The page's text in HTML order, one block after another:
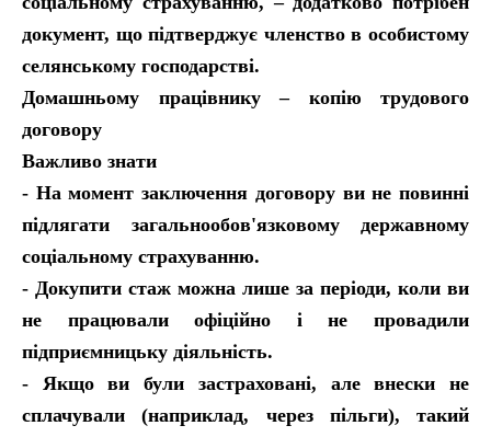
документ, що підтверджує членство в особистому
селянському господарстві.
Домашньому працівнику – копію трудового
договору
Важливо знати
- На момент заключення договору ви не повинні
підлягати загальнообов'язковому державному
соціальному страхуванню.
- Докупити стаж можна лише за періоди, коли ви
не працювали офіційно і не провадили
підприємницьку діяльність.
- Якщо ви були застраховані, але внески не
сплачували (наприклад, через пільги), такий